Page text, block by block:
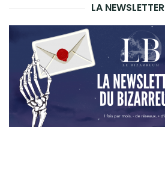
LA NEWSLETTER